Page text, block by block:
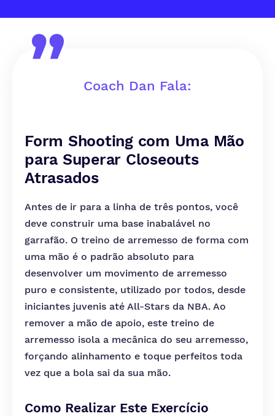
Coach Dan Fala:
Form Shooting com Uma Mão
para Superar Closeouts
Atrasados
Antes de ir para a linha de três pontos, você
deve construir uma base inabalável no
garrafão. O treino de arremesso de forma com
uma mão é o padrão absoluto para
desenvolver um movimento de arremesso
puro e consistente, utilizado por todos, desde
iniciantes juvenis até All-Stars da NBA. Ao
remover a mão de apoio, este treino de
arremesso isola a mecânica do seu arremesso,
forçando alinhamento e toque perfeitos toda
vez que a bola sai da sua mão.
Como Realizar Este Exercício